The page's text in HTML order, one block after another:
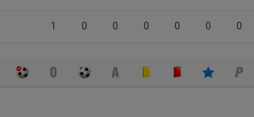
1 0 0 0 0 0 0